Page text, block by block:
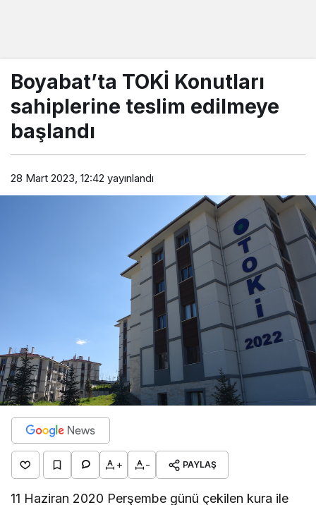
Boyabat’ta TOKİ Konutları
sahiplerine teslim edilmeye
başlandı
28 Mart 2023, 12:42 yayınlandı
+ - PAYLAŞ
11 Haziran 2020 Perşembe günü çekilen kura ile